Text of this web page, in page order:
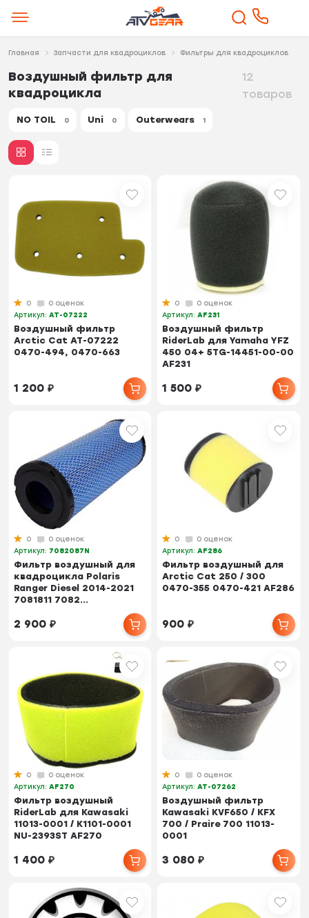
Главная Запчасти для квадроциклов Фильтры для квадроциклов
Воздушный фильтр для
квадроцикла
12
товаров
NO TOIL 0 Uni 0 Outerwears 1
0
0 оценок
Артикул:AT-07222
Воздушный фильтр
Arctic Cat AT-07222
0470-494, 0470-663
1 200₽
0
0 оценок
Артикул:AF231
Воздушный фильтр
RiderLab для Yamaha YFZ
450 04+ 5TG-14451-00-00
AF231
1 500₽
0
0 оценок
Артикул: 7082087N
Фильтр воздушный для
квадроцикла Polaris
Ranger Diesel 2014-2021
7081811 7082...
2 900₽
0
0 оценок
Артикул:AF286
Фильтр воздушный для
Arctic Cat 250 / 300
0470-355 0470-421 AF286
900₽
0
0 оценок
Артикул:AF270
Фильтр воздушный
RiderLab для Kawasaki
11013-0001 / K1101-0001
NU-2393ST AF270
1 400₽
0
0 оценок
Артикул:AT-07262
Воздушный фильтр
Kawasaki KVF650 / KFX
700 / Praire 700 11013-
0001
3 080₽